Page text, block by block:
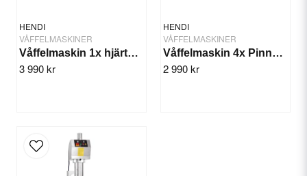
HENDI
VÅFFELMASKINER
Våffelmaskin 1x hjärta 2200 W
3 990 kr
HENDI
VÅFFELMASKINER
Våffelmaskin 4x Pinnvåfflor
2 990 kr